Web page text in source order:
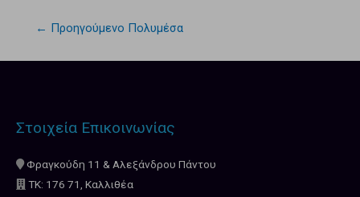
← Προηγούμενο Πολυμέσα
Στοιχεία Επικοινωνίας
Φραγκούδη 11 & Αλεξάνδρου Πάντου
ΤΚ: 176 71, Καλλιθέα